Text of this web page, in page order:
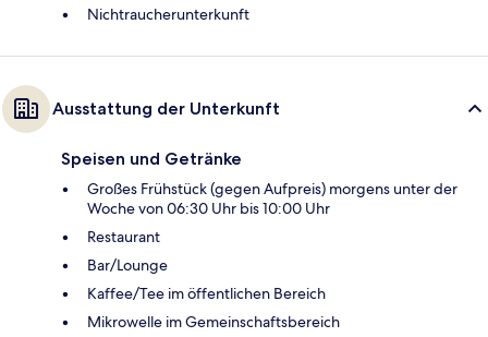
Nichtraucherunterkunft
Ausstattung der Unterkunft
Speisen und Getränke
Großes Frühstück (gegen Aufpreis) morgens unter der
Woche von 06:30 Uhr bis 10:00 Uhr
Restaurant
Bar/Lounge
Kaffee/Tee im öffentlichen Bereich
Mikrowelle im Gemeinschaftsbereich